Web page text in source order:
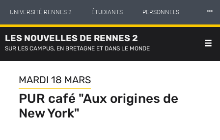
contenu
principal
UNIVERSITÉ RENNES 2 ÉTUDIANTS PERSONNELS
INTERNATIONAL PROFESSIONNELS
LES NOUVELLES DE RENNES 2
⸱⸱⸱
LES NOUVELLES DE RENNES 2
SUR LES CAMPUS, EN BRETAGNE ET DANS LE MONDE
MARDI 18 MARS
PUR café "Aux origines de
New York"